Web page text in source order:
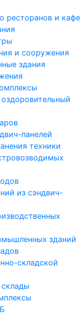
ресторанов и кафе
и сооружения
здания
панелей
техники
из сэндвич-
зданий
складской